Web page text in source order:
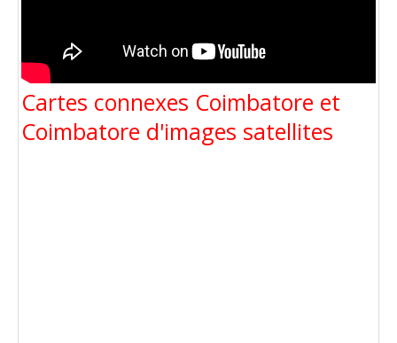
Cartes connexes Coimbatore et
Coimbatore d'images satellites